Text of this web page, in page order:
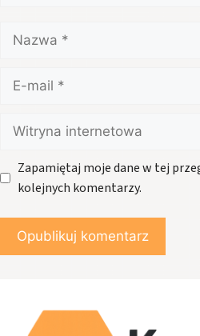
Nazwa
mail
Witryna
internetowa
Zapamiętaj moje dane w tej
kolejnych komentarzy.